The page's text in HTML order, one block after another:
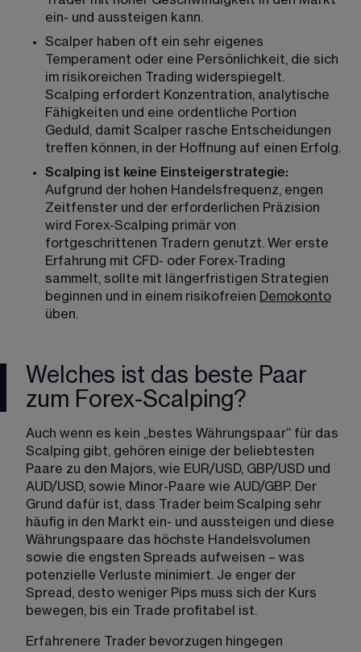
ein- und aussteigen kann.
Scalper haben oft ein sehr eigenes
Temperament oder eine Persönlichkeit, die sich
im risikoreichen Trading widerspiegelt.
Scalping erfordert Konzentration, analytische
Fähigkeiten und eine ordentliche Portion
Geduld, damit Scalper rasche Entscheidungen
treffen können, in der Hoffnung auf einen Erfolg.
Scalping ist keine Einsteigerstrategie:
Aufgrund der hohen Handelsfrequenz, engen
Zeitfenster und der erforderlichen Präzision
wird Forex-Scalping primär von
fortgeschrittenen Tradern genutzt. Wer erste
Erfahrung mit CFD- oder Forex-Trading
sammelt, sollte mit längerfristigen Strategien
beginnen und in einem risikofreien Demokonto
üben.
Welches ist das beste Paar
zum Forex-Scalping?
Auch wenn es kein „bestes Währungspaar“ für das
Scalping gibt, gehören einige der beliebtesten
Paare zu den Majors, wie EUR/USD, GBP/USD und
AUD/USD, sowie Minor-Paare wie AUD/GBP. Der
Grund dafür ist, dass Trader beim Scalping sehr
häufig in den Markt ein- und aussteigen und diese
Währungspaare das höchste Handelsvolumen
sowie die engsten Spreads aufweisen – was
potenzielle Verluste minimiert. Je enger der
Spread, desto weniger Pips muss sich der Kurs
bewegen, bis ein Trade profitabel ist.
Erfahrenere Trader bevorzugen hingegen